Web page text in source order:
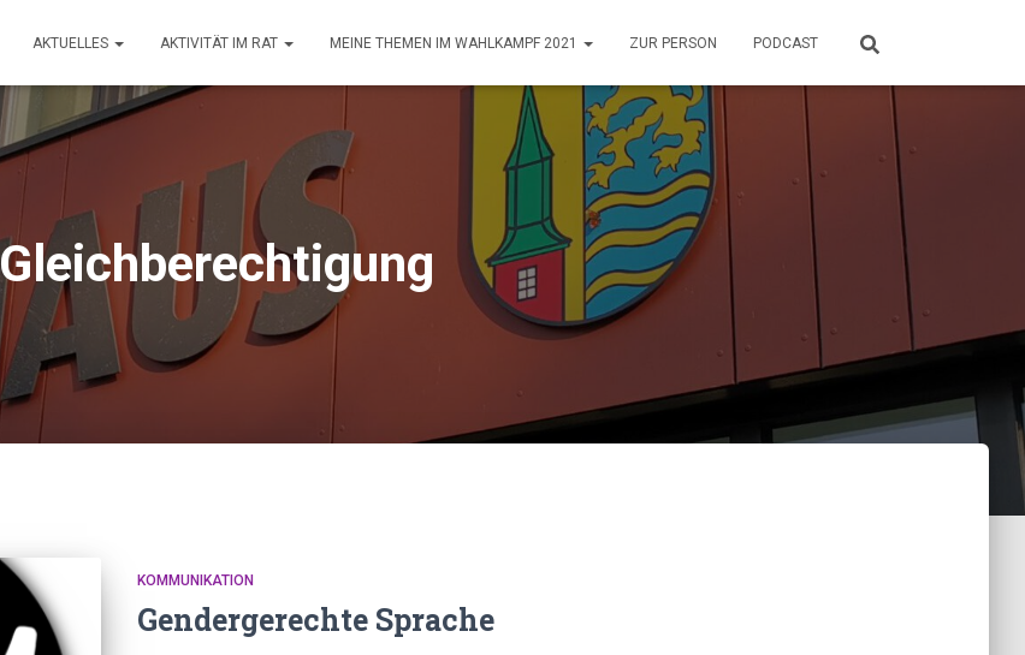
AKTUELLES AKTIVITÄT IM RAT MEINE THEMEN IM WAHLKAMPF 2021 ZUR PERSON PODCAST
Gleichberechtigung
KOMMUNIKATION
Gendergerechte Sprache